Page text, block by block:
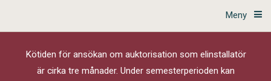
Meny
Kötiden för ansökan om auktorisation som elinstallatör
är cirka tre månader. Under semesterperioden kan